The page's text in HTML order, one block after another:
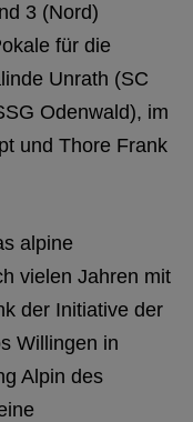
3 (Nord)
für die
Unrath (SC
Odenwald), im
und Thore Frank
alpine
vielen Jahren mit
der Initiative der
Willingen in
Alpin des